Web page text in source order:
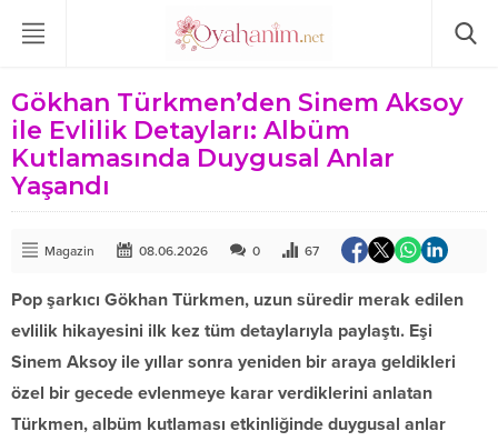
Gökhan Türkmen’den Sinem Aksoy
ile Evlilik Detayları: Albüm
Kutlamasında Duygusal Anlar
Yaşandı
Magazin 08.06.2026 0 67
Pop şarkıcı Gökhan Türkmen, uzun süredir merak edilen
evlilik hikayesini ilk kez tüm detaylarıyla paylaştı. Eşi
Sinem Aksoy ile yıllar sonra yeniden bir araya geldikleri
özel bir gecede evlenmeye karar verdiklerini anlatan
Türkmen, albüm kutlaması etkinliğinde duygusal anlar